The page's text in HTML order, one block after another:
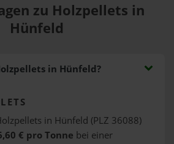
zu Holzpellets in
Hünfeld
in Hünfeld?
in Hünfeld (PLZ 36088)
€ pro Tonne bei einer